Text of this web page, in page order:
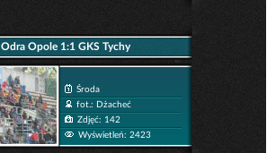
Odra Opole 1:1 GKS Tychy
Środa
fot.: Dżacheć
Zdjęć: 142
Wyświetleń: 2423